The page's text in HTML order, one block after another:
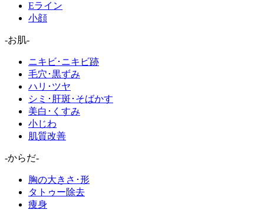
Eライン
小顔
-お肌-
ニキビ･ニキビ跡
毛穴･黒ずみ
ハリ･ツヤ
シミ･肝斑･そばかす
美白･くすみ
小じわ
肌質改善
-からだ-
胸の大きさ･形
タトゥー除去
痩身